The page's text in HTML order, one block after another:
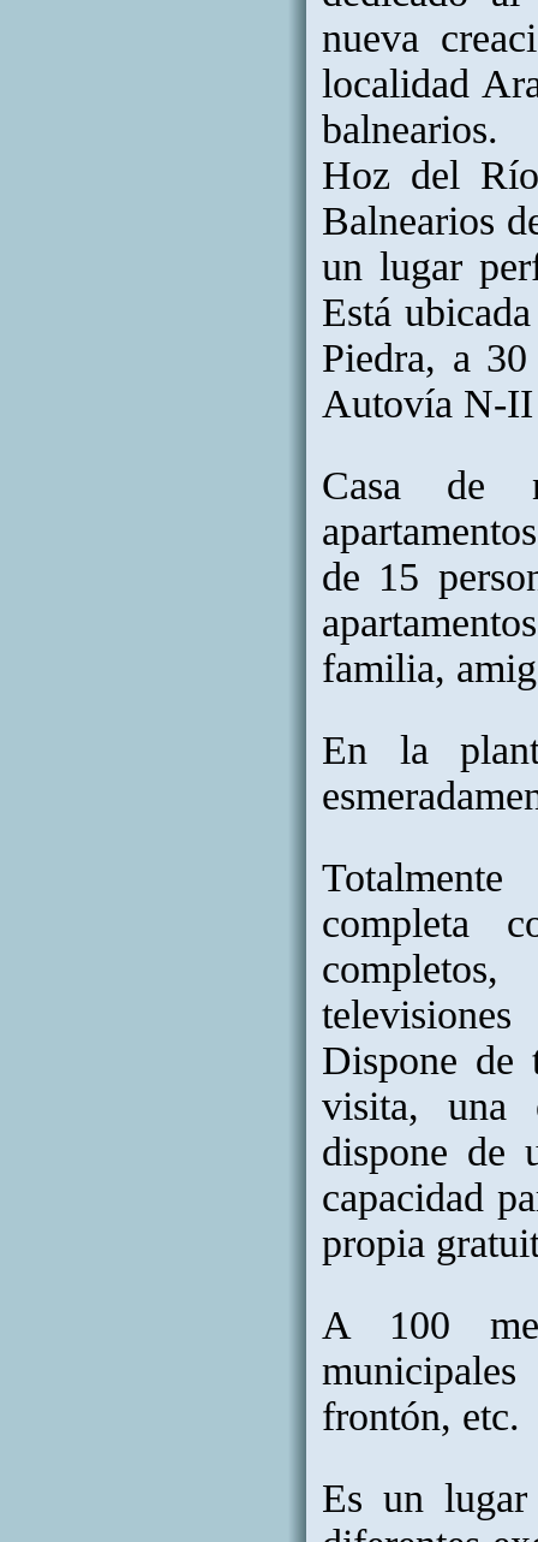
nueva
localidad
balnearios.
Hoz del
Balnearios
un lugar
Está
Piedra, a
Autovía N-II
Casa de
de 15
familia,
En la
Totalmente
completa
Dispone de
visita, una
dispone de
capacidad
propia
A 100
frontón, etc.
Es un